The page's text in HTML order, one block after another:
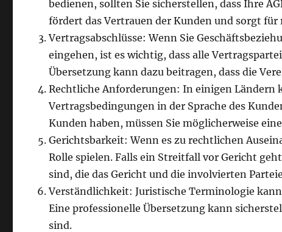
bedienen, sollten Sie sicherstellen, dass Ihre
fördert das Vertrauen der Kunden und sorgt
Vertragsabschlüsse: Wenn Sie
eingehen, ist es wichtig, dass alle
Übersetzung kann dazu beitragen, dass die
Rechtliche Anforderungen: In einigen Ländern
Vertragsbedingungen in der Sprache des
Kunden haben, müssen Sie möglicherweise
Gerichtsbarkeit: Wenn es zu rechtlichen
Rolle spielen. Falls ein Streitfall vor Gericht
sind, die das Gericht und die involvierten
Verständlichkeit: Juristische Terminologie
Eine professionelle Übersetzung kann
sind.